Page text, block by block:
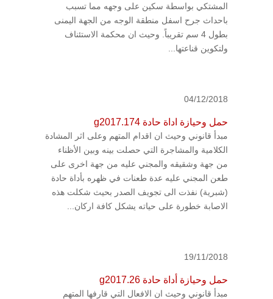
المشتكي بواسطة سكين على وجهه مما تسبب
باحداث جرح اسفل منطقة الوجه من الجهة اليمنى
بطول 4 سم تقريباً. وحيث ان محكمة الاستئناف
ولتكوين قناعتها...
04/12/2018
حمل وحيازة اداة حادة g2017.174
مبدأ قانوني وحيث ان اقدام المتهم وعلى اثر المشادة
الكلامية والمشاجرة التي حصلت بينه وبين الأظناء
من جهة وشقيقه والمجني عليه من جهة اخرى على
طعن المجني عليه عدة طعنات في ظهره بأداة حادة
(شبرية) نفذت الى تجويف الصدر بحيث شكلت هذه
الاصابة خطورة على حياته يشكل كافة اركان...
19/11/2018
حمل وحيازة أداة حادة g2017.26
مبدأ قانوني وحيث ان الافعال التي قارفها المتهم